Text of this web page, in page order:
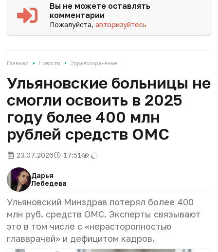
Вы не можете оставлять
комментарии
Пожалуйста,авторизуйтесь
Главная • Новости • Здравоохранение
Ульяновские больницы не
смогли освоить в 2025
году более 400 млн
рублей средств ОМС
23.07.2026 17:51
Дарья
Лебедева
Ульяновский Минздрав потерял более 400
млн руб. средств ОМС. Эксперты связывают
это в том числе с «нерасторопностью
главврачей» и дефицитом кадров.